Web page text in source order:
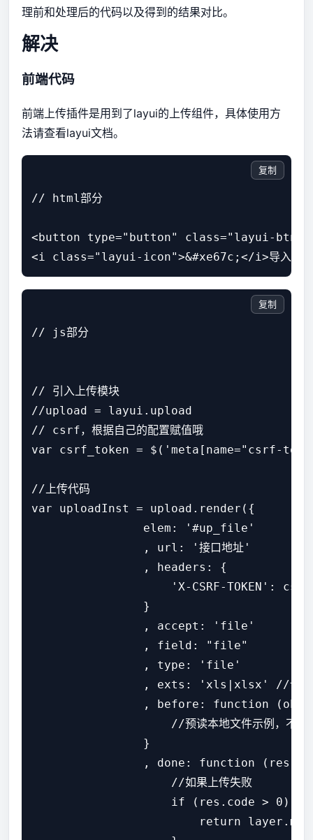
理前和处理后的代码以及得到的结果对比。
解决
前端代码
前端上传插件是用到了layui的上传组件，具体使用方
法请查看layui文档。
// html部分
<button type="button" class="layui-btn"
复制
// js部分
// 引入上传模块
//upload = layui.upload
// csrf，根据自己的配置赋值哦
var csrf_token = $('meta[name="csrf-
//上传代码
var uploadInst = upload.render({
                elem: '#up_file'
                , url: '接口地址'
                , headers: {
'X-CSRF-TOKEN':
                }
                , accept: 'file'
                , field: "file"
                , type: 'file'
, exts: 'xls|xlsx' //设置一
, before: function
//预读本地文件示例，不支
                }
                , done: function (res) {
                    //如果上传失败
                    if (res.code > 0) {
return
复制